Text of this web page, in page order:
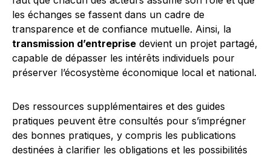
les échanges se fassent dans un cadre de
transparence et de confiance mutuelle. Ainsi, la
transmission d’entreprise devient un projet partagé,
capable de dépasser les intérêts individuels pour
préserver l’écosystème économique local et national.
Des ressources supplémentaires et des guides
pratiques peuvent être consultés pour s’imprégner
des bonnes pratiques, y compris les publications
destinées à clarifier les obligations et les possibilités